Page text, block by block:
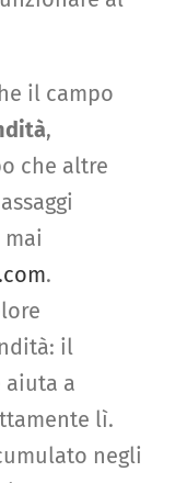
il campo
,
che altre
.
il
aiuta a
lì.
negli